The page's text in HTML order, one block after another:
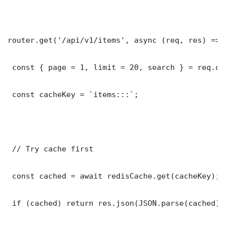
router.get('/api/v1/items', async (req, res) =>
const { page = 1, limit = 20, search } =
const cacheKey = `items:::`;
// Try cache first
const cached = await redisCache.get(cacheKey);
if (cached) return